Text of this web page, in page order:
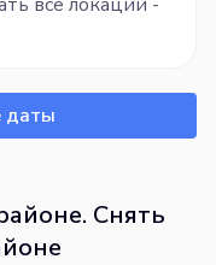
даты
Снять